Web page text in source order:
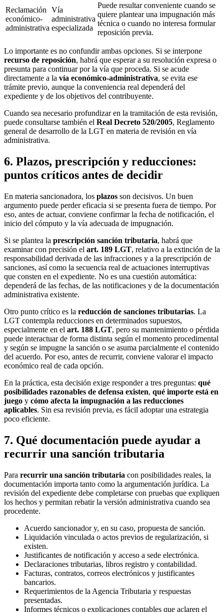
Reclamación
económico-
administrativa
Vía
administrativa
especializada
Puede resultar conveniente cuando se
quiere plantear una impugnación más
técnica o cuando no interesa formular
reposición previa.
Lo importante es no confundir ambas opciones. Si se interpone
recurso de reposición, habrá que esperar a su resolución expresa o
presunta para continuar por la vía que proceda. Si se acude
directamente a la vía económico-administrativa, se evita ese
trámite previo, aunque la conveniencia real dependerá del
expediente y de los objetivos del contribuyente.
Cuando sea necesario profundizar en la tramitación de esta revisión,
puede consultarse también el Real Decreto 520/2005, Reglamento
general de desarrollo de la LGT en materia de revisión en vía
administrativa.
6. Plazos, prescripción y reducciones:
puntos críticos antes de decidir
En materia sancionadora, los plazos son decisivos. Un buen
argumento puede perder eficacia si se presenta fuera de tiempo. Por
eso, antes de actuar, conviene confirmar la fecha de notificación, el
inicio del cómputo y la vía adecuada de impugnación.
Si se plantea la prescripción sanción tributaria, habrá que
examinar con precisión el art. 189 LGT, relativo a la extinción de la
responsabilidad derivada de las infracciones y a la prescripción de
sanciones, así como la secuencia real de actuaciones interruptivas
que consten en el expediente. No es una cuestión automática:
dependerá de las fechas, de las notificaciones y de la documentación
administrativa existente.
Otro punto crítico es la reducción de sanciones tributarias. La
LGT contempla reducciones en determinados supuestos,
especialmente en el art. 188 LGT, pero su mantenimiento o pérdida
puede interactuar de forma distinta según el momento procedimental
y según se impugne la sanción o se asuma parcialmente el contenido
del acuerdo. Por eso, antes de recurrir, conviene valorar el impacto
económico real de cada opción.
En la práctica, esta decisión exige responder a tres preguntas: qué
posibilidades razonables de defensa existen, qué importe está en
juego y cómo afecta la impugnación a las reducciones
aplicables. Sin esa revisión previa, es fácil adoptar una estrategia
poco eficiente.
7. Qué documentación puede ayudar a
recurrir una sanción tributaria
Para recurrir una sanción tributaria con posibilidades reales, la
documentación importa tanto como la argumentación jurídica. La
revisión del expediente debe completarse con pruebas que expliquen
los hechos y permitan rebatir la versión administrativa cuando sea
procedente.
Acuerdo sancionador y, en su caso, propuesta de sanción.
Liquidación vinculada o actos previos de regularización, si
existen.
Justificantes de notificación y acceso a sede electrónica.
Declaraciones tributarias, libros registro y contabilidad.
Facturas, contratos, correos electrónicos y justificantes
bancarios.
Requerimientos de la Agencia Tributaria y respuestas
presentadas.
Informes técnicos o explicaciones contables que aclaren el